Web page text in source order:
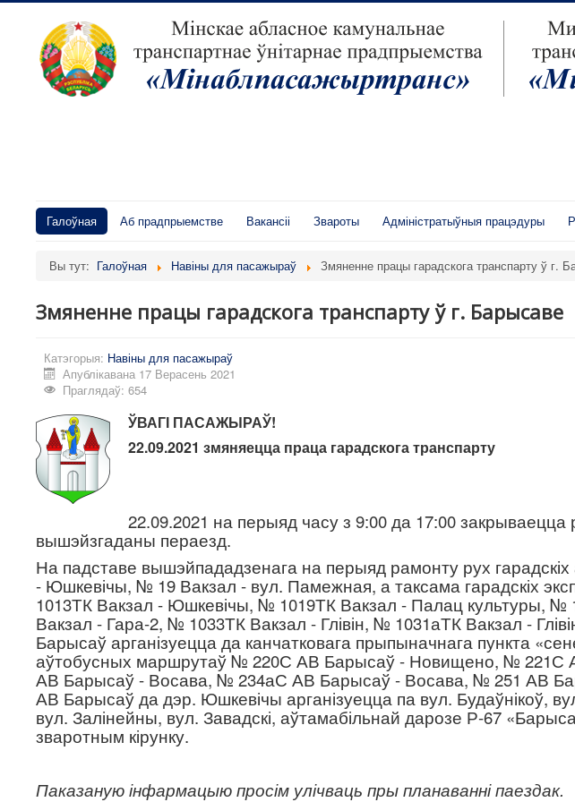
Галоўная Аб прадпрыемстве Вакансіі Звароты Адміністратыўныя працэдуры
Вы тут: Галоўная Навіны для пасажыраў Змяненне працы гарадскога транспарту ў г.
Змяненне працы гарадскога транспарту ў г. Барысаве
Катэгорыя: Навіны для пасажыраў
Апублікавана 17 Верасень 2021
Праглядаў: 654
ЎВАГІ ПАСАЖЫРАЎ!
22.09.2021 змяняецца праца гарадскогатранспарту
22.09.2021 на перыяд часу з 9:00 да 17:00 закрываецца
вышэйзгаданы пераезд.
На падставе вышэйпададзенага на перыяд рамонту рух
- Юшкевічы, № 19 Вакзал - вул. Памежная, а таксама гарадскіх
1013ТК Вакзал - Юшкевічы, № 1019ТК Вакзал - Палац культуры, №
Вакзал - Гара-2, № 1033ТК Вакзал - Глівін, № 1031аТК Вакзал -
Барысаў арганізуецца да канчатковага прыпыначнага пункта
аўтобусных маршрутаў № 220С АВ Барысаў - Новищено, № 221С
АВ Барысаў - Восава, № 234аС АВ Барысаў - Восава, № 251 АВ
АВ Барысаў да дэр. Юшкевічы арганізуецца па вул. Будаўнікоў,
вул. Залінейны, вул. Завадскі, аўтамабільнай дарозе Р-67
зваротным кірунку.
Паказаную інфармацыю просім улічваць пры планаванні паездак.